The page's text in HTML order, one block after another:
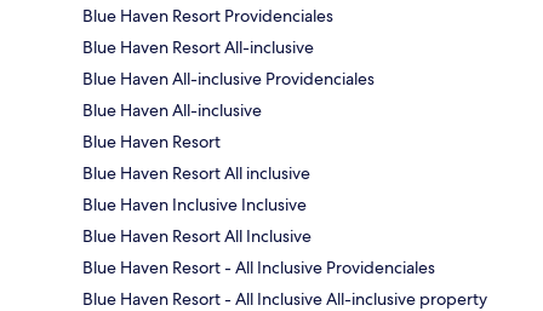
Blue Haven Resort Providenciales
Blue Haven Resort All-inclusive
Blue Haven All-inclusive Providenciales
Blue Haven All-inclusive
Blue Haven Resort
Blue Haven Resort All inclusive
Blue Haven Inclusive Inclusive
Blue Haven Resort All Inclusive
Blue Haven Resort - All Inclusive Providenciales
Blue Haven Resort - All Inclusive All-inclusive property